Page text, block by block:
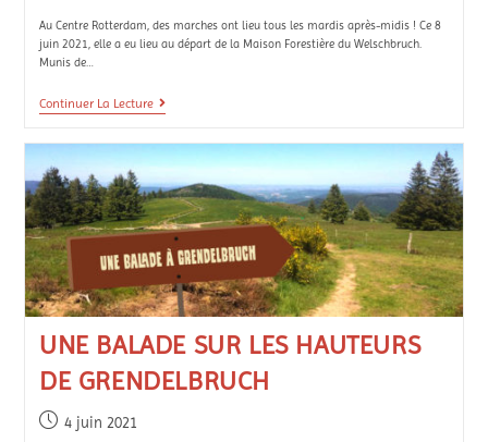
Au Centre Rotterdam, des marches ont lieu tous les mardis après-midis ! Ce 8
juin 2021, elle a eu lieu au départ de la Maison Forestière du Welschbruch.
Munis de…
Continuer La Lecture
UNE BALADE SUR LES HAUTEURS
DE GRENDELBRUCH
4 juin 2021